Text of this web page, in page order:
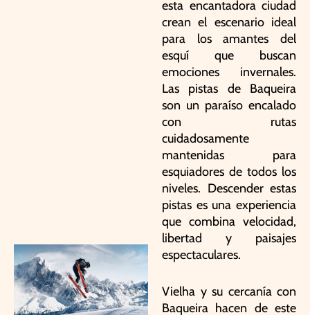
esta encantadora ciudad
crean el escenario ideal
para los amantes del
esquí que buscan
emociones invernales.
Las pistas de Baqueira
son un paraíso encalado
con rutas
cuidadosamente
mantenidas para
esquiadores de todos los
niveles. Descender estas
pistas es una experiencia
que combina velocidad,
libertad y paisajes
espectaculares.
Vielha y su cercanía con
Baqueira hacen de este